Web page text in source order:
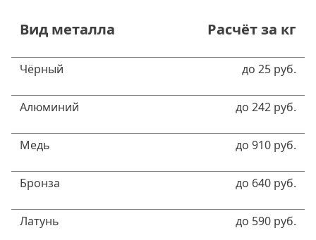
Вид металла Расчёт за кг
Чёрный до 25 руб.
Алюминий до 242 руб.
Медь до 910 руб.
Бронза до 640 руб.
Латунь до 590 руб.